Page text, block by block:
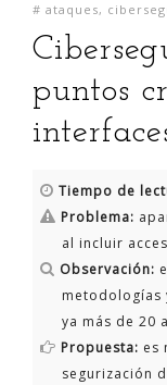
# ataques,
puntos
Tiempo de
Problema:
al incluir
Observación:
metodologías
ya más de 20
Propuesta: es
segurización